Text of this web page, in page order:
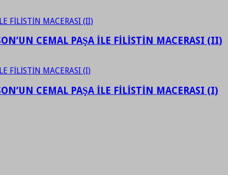
CEMAL PAŞA İLE FİLİSTİN MACERASI (II)
CEMAL PAŞA İLE FİLİSTİN MACERASI (I)